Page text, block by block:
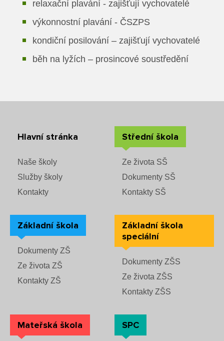
relaxační plavání - zajišťují vychovatelé
výkonnostní plavání - ČSZPS
kondiční posilování – zajišťují vychovatelé
běh na lyžích – prosincové soustředění
Hlavní stránka
Naše školy
Služby školy
Kontakty
Střední škola
Ze života SŠ
Dokumenty SŠ
Kontakty SŠ
Základní škola
Dokumenty ZŠ
Ze života ZŠ
Kontakty ZŠ
Základní škola
speciální
Dokumenty ZŠS
Ze života ZŠS
Kontakty ZŠS
Mateřská škola SPC